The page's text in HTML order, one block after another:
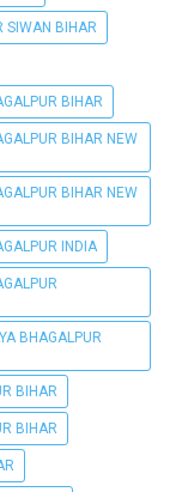
SIWAN BIHAR
BIHAR
BIHAR NEW
BIHAR NEW
INDIA
BHAGALPUR
BIHAR
BIHAR